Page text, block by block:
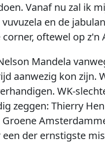
Vanaf nu zal ik
en de
oftewel op
Mandela
aanwezig kon zijn.
WK-
zeggen: Thierry
der ernstigste